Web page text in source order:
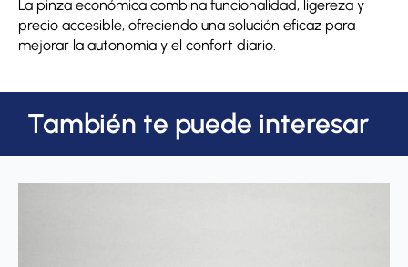
La pinza económica combina funcionalidad, ligereza y
precio accesible, ofreciendo una solución eficaz para
mejorar la autonomía y el confort diario.
También te puede interesar